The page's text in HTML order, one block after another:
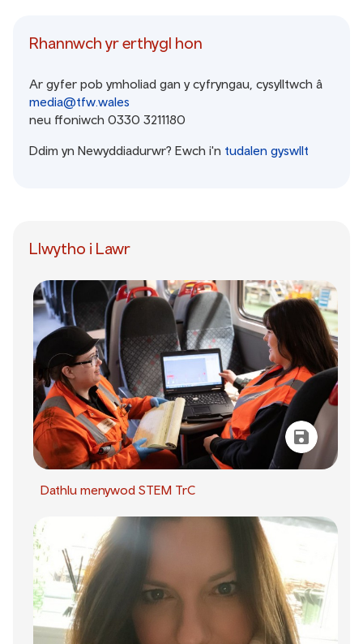
Rhannwch yr erthygl hon
Ar gyfer pob ymholiad gan y cyfryngau, cysylltwch â
media@tfw.wales
neu ffoniwch 0330 3211180
Ddim yn Newyddiadurwr? Ewch i'n tudalen gyswllt
Llwytho i Lawr
Dathlu menywod STEM TrC